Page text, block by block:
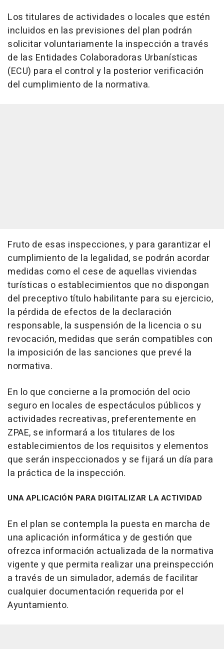
Los titulares de actividades o locales que estén
incluidos en las previsiones del plan podrán
solicitar voluntariamente la inspección a través
de las Entidades Colaboradoras Urbanísticas
(ECU) para el control y la posterior verificación
del cumplimiento de la normativa.
Fruto de esas inspecciones, y para garantizar el
cumplimiento de la legalidad, se podrán acordar
medidas como el cese de aquellas viviendas
turísticas o establecimientos que no dispongan
del preceptivo título habilitante para su ejercicio,
la pérdida de efectos de la declaración
responsable, la suspensión de la licencia o su
revocación, medidas que serán compatibles con
la imposición de las sanciones que prevé la
normativa.
En lo que concierne a la promoción del ocio
seguro en locales de espectáculos públicos y
actividades recreativas, preferentemente en
ZPAE, se informará a los titulares de los
establecimientos de los requisitos y elementos
que serán inspeccionados y se fijará un día para
la práctica de la inspección.
UNA APLICACIÓN PARA DIGITALIZAR LA ACTIVIDAD
En el plan se contempla la puesta en marcha de
una aplicación informática y de gestión que
ofrezca información actualizada de la normativa
vigente y que permita realizar una preinspección
a través de un simulador, además de facilitar
cualquier documentación requerida por el
Ayuntamiento.